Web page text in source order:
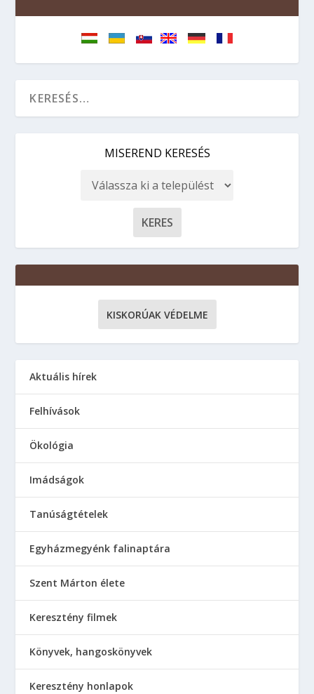
MISEREND KERESÉS
KISKORÚAK VÉDELME
Aktuális hírek
Felhívások
Ökológia
Imádságok
Tanúságtételek
Egyházmegyénk falinaptára
Szent Márton élete
Keresztény filmek
Könyvek, hangoskönyvek
Keresztény honlapok